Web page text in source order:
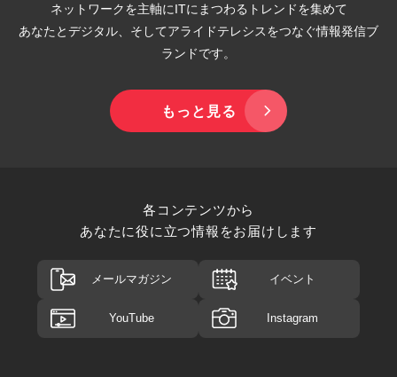
ネットワークを主軸にITにまつわるトレンドを集めて
あなたとデジタル、そしてアライドテレシスをつなぐ情報発信ブ
ランドです。
もっと見る
各コンテンツから
あなたに役に立つ情報をお届けします
メールマガジン イベント
YouTube Instagram